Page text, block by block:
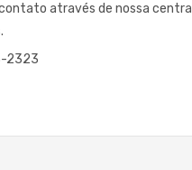
através de nossa central
2323